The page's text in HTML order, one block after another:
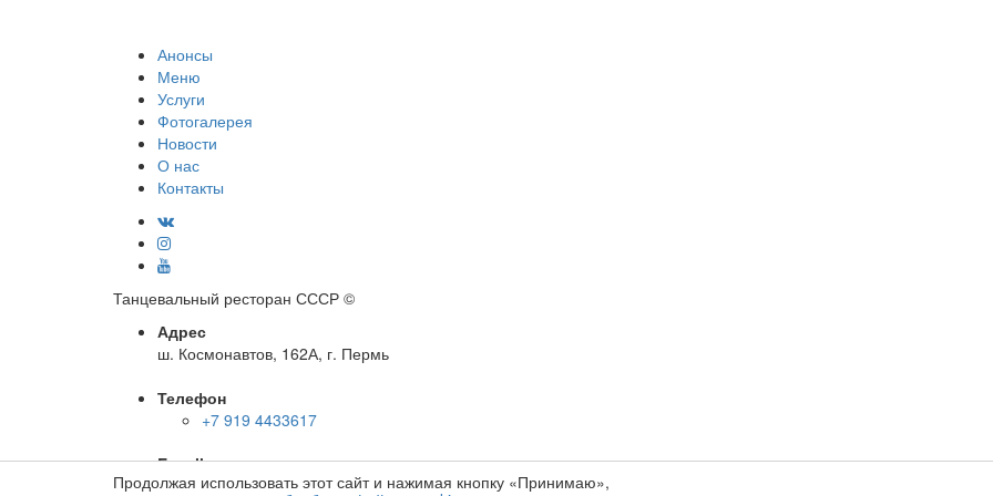
Анонсы
Меню
Услуги
Фотогалерея
Новости
О нас
Контакты
Танцевальный ресторан СССР ©
Адрес
ш. Космонавтов, 162А, г. Пермь
Телефон
+7 919 4433617
E-mail
info@cccp-perm.ru
Продолжая использовать этот сайт и нажимая кнопку «Принимаю»,